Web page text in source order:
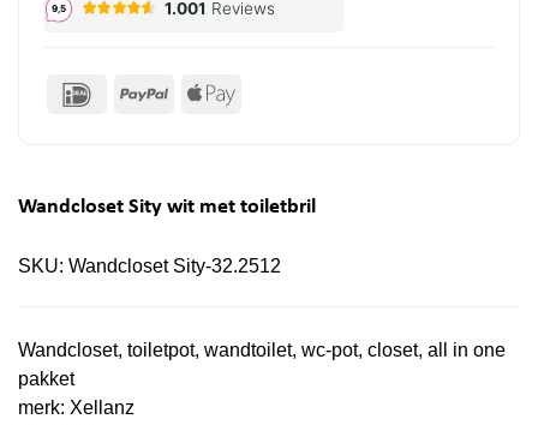
IDeal PayPal Apple
Wandcloset Sity wit met toiletbril
SKU: Wandcloset Sity-32.2512
Wandcloset, toiletpot, wandtoilet, wc-pot, closet, all in one
pakket
merk: Xellanz